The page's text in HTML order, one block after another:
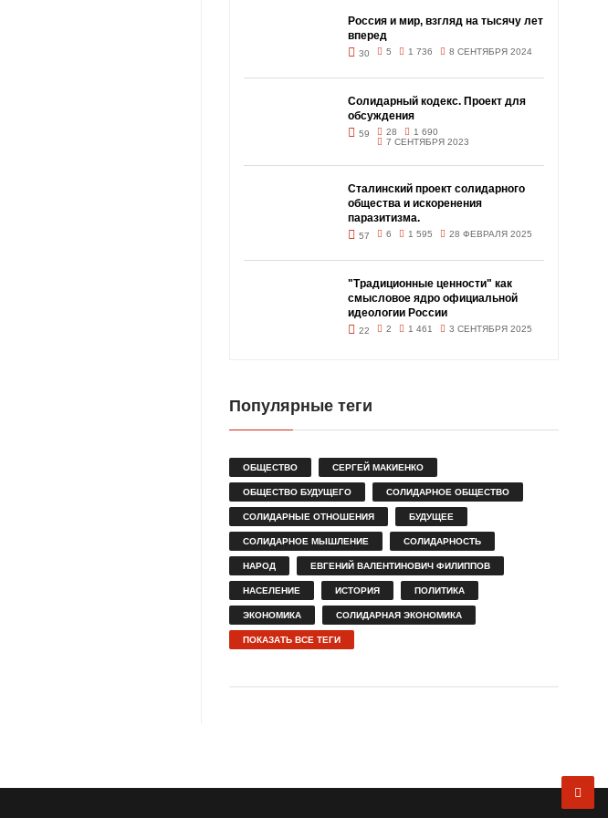
Россия и мир, взгляд на тысячу лет
вперед
30 5 1 736 8 СЕНТЯБРЯ 2024
Солидарный кодекс. Проект для
обсуждения
59 28
1 690
7 СЕНТЯБРЯ 2023
Сталинский проект солидарного
общества и искоренения
паразитизма.
57 6 1 595 28 ФЕВРАЛЯ 2025
"Традиционные ценности" как
смысловое ядро официальной
идеологии России
22 2 1 461 3 СЕНТЯБРЯ 2025
Популярные теги
ОБЩЕСТВО СЕРГЕЙ МАКИЕНКО
ОБЩЕСТВО БУДУЩЕГО СОЛИДАРНОЕ ОБЩЕСТВО
СОЛИДАРНЫЕ ОТНОШЕНИЯ БУДУЩЕЕ
СОЛИДАРНОЕ МЫШЛЕНИЕ СОЛИДАРНОСТЬ
НАРОД ЕВГЕНИЙ ВАЛЕНТИНОВИЧ ФИЛИППОВ
НАСЕЛЕНИЕ ИСТОРИЯ ПОЛИТИКА
ЭКОНОМИКА СОЛИДАРНАЯ ЭКОНОМИКА
ПОКАЗАТЬ ВСЕ ТЕГИ